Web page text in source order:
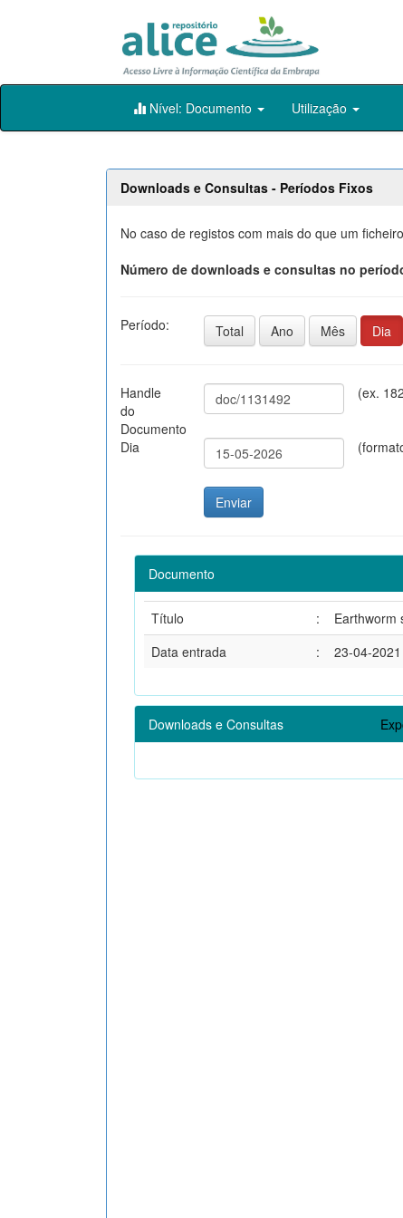
Skip
Nível: Documento Utilização
Downloads e Consultas - Períodos Fixos
No caso de registos com mais do que um
Número de downloads e consultas no
Período: Total Ano Mês Dia
Handle
do
Documento
(ex.
Dia
Documento
Título :
Earthworm
Data entrada
: 23-04-2021
Downloads e Consultas